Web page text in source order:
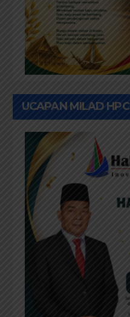
UCAPAN MILAD HPC